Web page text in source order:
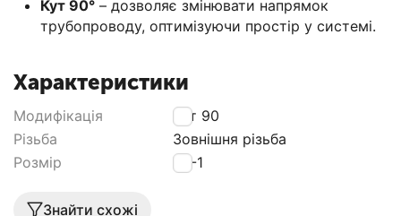
Кут 90° – дозволяє змінювати напрямок
трубопроводу, оптимізуючи простір у системі.
Характеристики
Модифікація
Кут 90
Різьба
Зовнішня різьба
Розмір
32-1
Знайти схожі